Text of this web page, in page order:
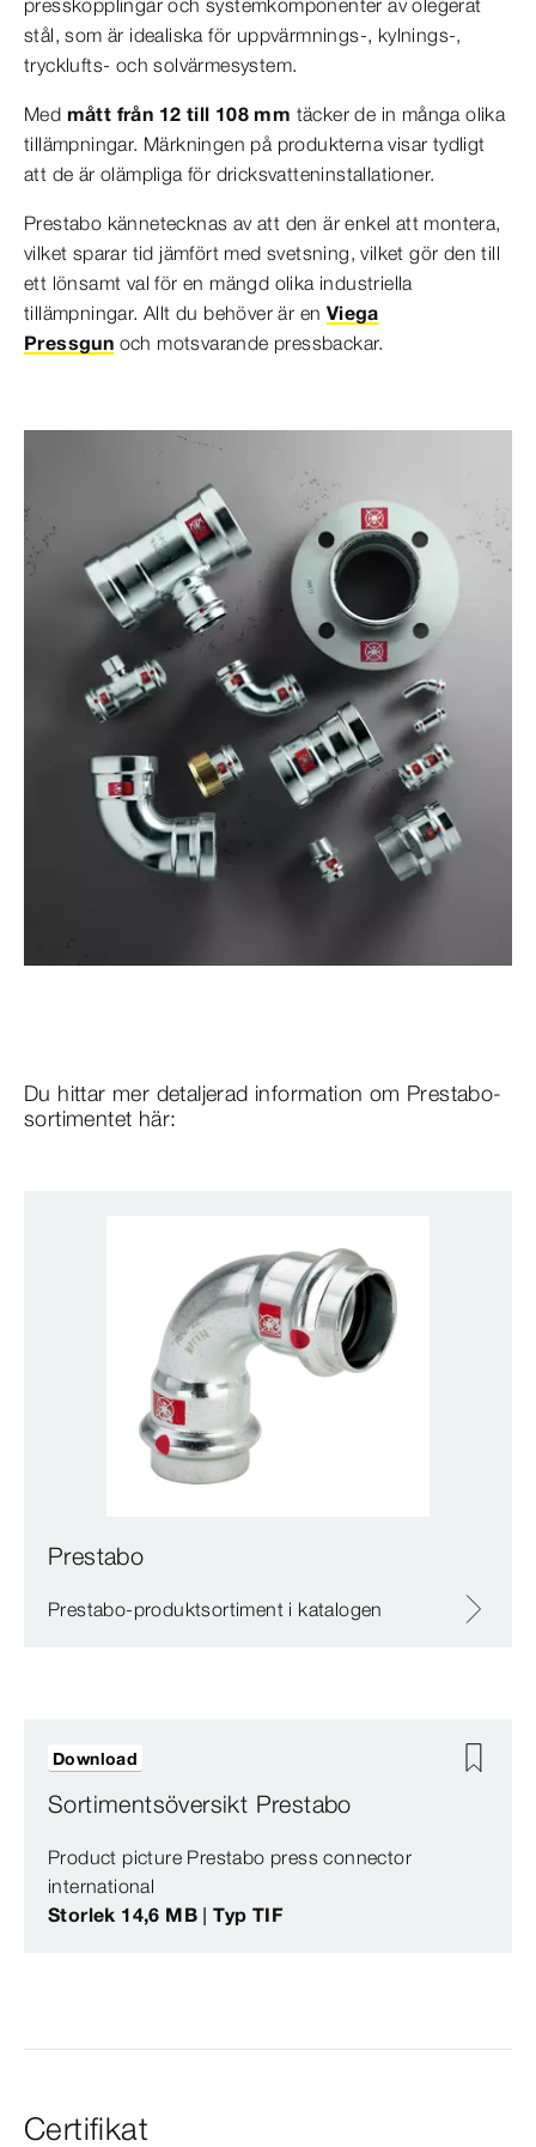
stål, som är idealiska för uppvärmnings-, kylnings-,
trycklufts- och solvärmesystem.
Med mått från 12 till 108 mm täcker de in många olika
tillämpningar. Märkningen på produkterna visar tydligt
att de är olämpliga för dricksvatteninstallationer.
Prestabo kännetecknas av att den är enkel att montera,
vilket sparar tid jämfört med svetsning, vilket gör den till
ett lönsamt val för en mängd olika industriella
tillämpningar. Allt du behöver är en Viega
Pressgun och motsvarande pressbackar.
Du hittar mer detaljerad information om Prestabo-
sortimentet här:
Prestabo
Prestabo-produktsortiment i katalogen
Sortimentsöversikt Prestabo
Product picture Prestabo press connector
international
Storlek 14,6 MB | Typ TIF
Download
Certifikat